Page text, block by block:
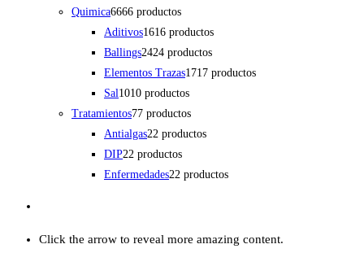
Quimica6666 productos
Aditivos1616 productos
Ballings2424 productos
Elementos Trazas1717 productos
Sal 1010 productos
Tratamientos77 productos
Antialgas22 productos
DIP22 productos
Enfermedades22 productos
Click the arrow to reveal more amazing content.